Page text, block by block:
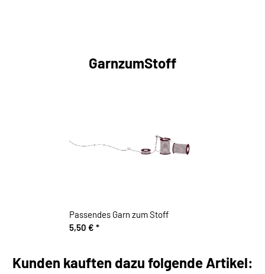
GarnzumStoff
Passendes Garn zum Stoff
5,50 € *
Kunden kauften dazu folgende Artikel: